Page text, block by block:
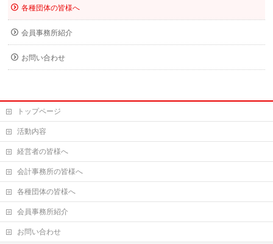
各種団体の皆様へ
会員事務所紹介
お問い合わせ
トップページ
活動内容
経営者の皆様へ
会計事務所の皆様へ
各種団体の皆様へ
会員事務所紹介
お問い合わせ